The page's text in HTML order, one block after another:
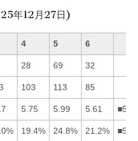
年12月27日)
4 5 6
28 69 32
103 113 85
5.75 5.99 5.61
19.4% 24.8% 21.2%